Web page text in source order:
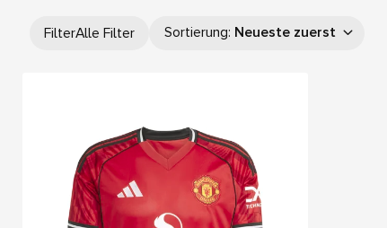
FilterAlle Filter Sortierung: Neueste zuerst